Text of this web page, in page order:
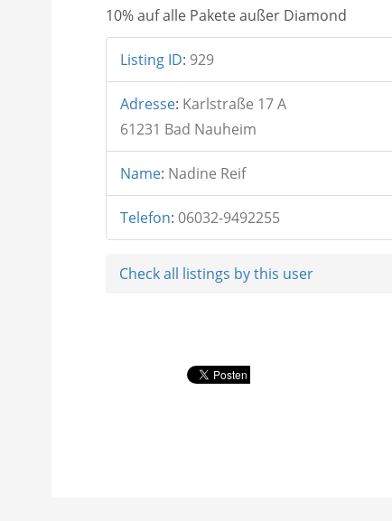
10% auf alle Pakete außer Diamond
Listing ID: 929
Adresse: Karlstraße 17 A
61231 Bad Nauheim
Name: Nadine Reif
Telefon: 06032-9492255
Check all listings by this user